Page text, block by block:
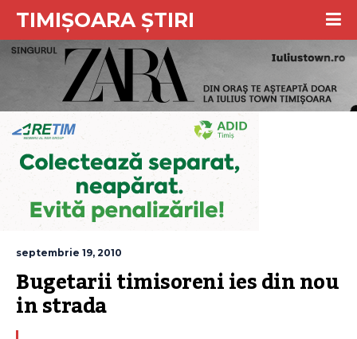
TIMIȘOARA ȘTIRI
septembrie 19, 2010
Bugetarii timisoreni ies din nou
in strada